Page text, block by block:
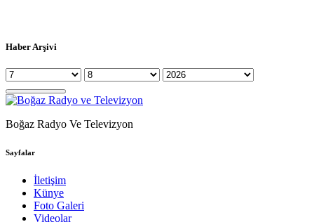
Haber Arşivi
Boğaz Radyo Ve Televizyon
Sayfalar
İletişim
Künye
Foto Galeri
Videolar